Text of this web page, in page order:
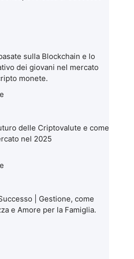
sulla Blockchain e lo
dei giovani nel mercato
monete.
delle Criptovalute e come
nel 2025
| Gestione, come
e Amore per la Famiglia.